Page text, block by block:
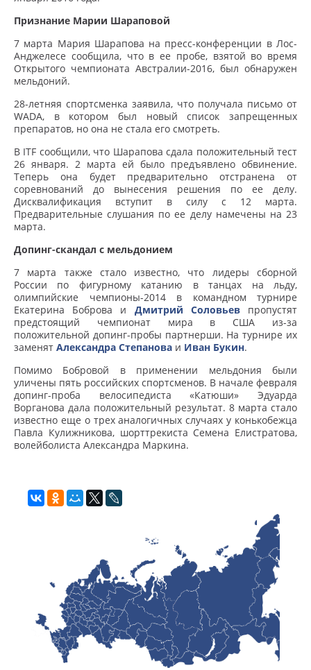
Признание Марии Шараповой
7 марта Мария Шарапова на пресс-конференции в Лос-
Анджелесе сообщила, что в ее пробе, взятой во время
Открытого чемпионата Австралии-2016, был обнаружен
мельдоний.
28-летняя спортсменка заявила, что получала письмо от
WADA, в котором был новый список запрещенных
препаратов, но она не стала его смотреть.
В ITF сообщили, что Шарапова сдала положительный тест
26 января. 2 марта ей было предъявлено обвинение.
Теперь она будет предварительно отстранена от
соревнований до вынесения решения по ее делу.
Дисквалификация вступит в силу с 12 марта.
Предварительные слушания по ее делу намечены на 23
марта.
Допинг-скандал с мельдонием
7 марта также стало известно, что лидеры сборной
России по фигурному катанию в танцах на льду,
олимпийские чемпионы-2014 в командном турнире
Екатерина Боброва и Дмитрий Соловьевпропустят
предстоящий чемпионат мира в США из-за
положительной допинг-пробы партнерши. На турнире их
заменят Александра Степанова и Иван Букин.
Помимо Бобровой в применении мельдония были
уличены пять российских спортсменов. В начале февраля
допинг-проба велосипедиста «Катюши» Эдуарда
Ворганова дала положительный результат. 8 марта стало
известно еще о трех аналогичных случаях у конькобежца
Павла Кулижникова, шорттрекиста Семена Елистратова,
волейболиста Александра Маркина.